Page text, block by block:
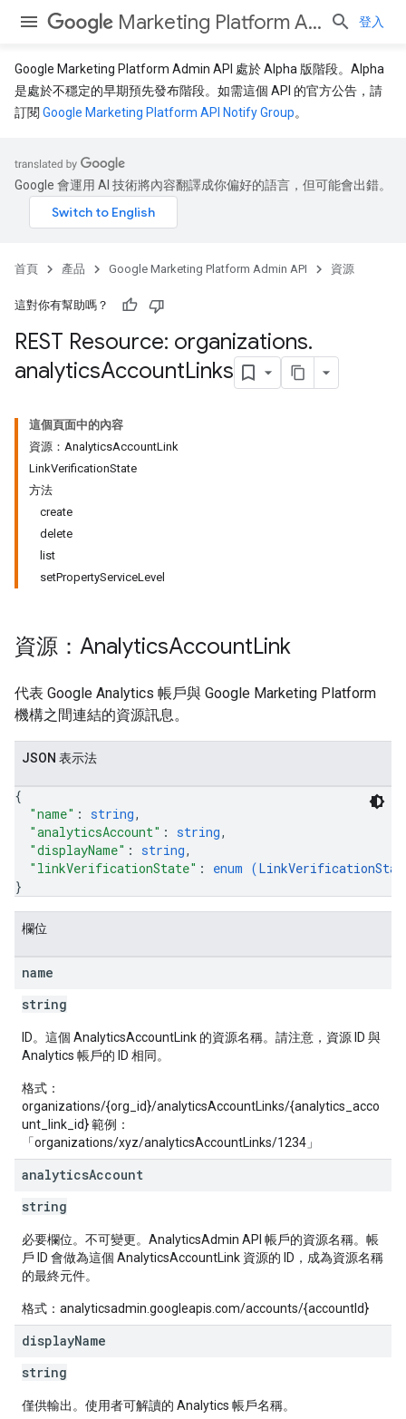
Marketing Platform Admin API 登入
Google Marketing Platform Admin API 處於 Alpha 版階段。Alpha
是處於不穩定的早期預先發布階段。如需這個 API 的官方公告，請
訂閱 Google Marketing Platform API Notify Group。
Google 會運用 AI 技術將內容翻譯成你偏好的語言，但可能會出錯。
首頁 產品 Google Marketing Platform Admin API 資源
這對你有幫助嗎？
REST Resource: organizations.
analyticsAccountLinks
這個頁面中的內容
資源：AnalyticsAccountLink
LinkVerificationState
方法
create
delete
list
setPropertyServiceLevel
資源：AnalyticsAccountLink
代表 Google Analytics 帳戶與 Google Marketing Platform
機構之間連結的資源訊息。
JSON 表示法
{
"name" : string,
"analyticsAccount" : string,
"displayName" : string,
"linkVerificationState" : enum (
}
欄位
name
string
ID。這個 AnalyticsAccountLink 的資源名稱。請注意，資源 ID 與
Analytics 帳戶的 ID 相同。
格式：
organizations/{org_id}/analyticsAccountLinks/{analytics_acco
unt_link_id} 範例：
「organizations/xyz/analyticsAccountLinks/1234」
analyticsAccount
string
必要欄位。不可變更。AnalyticsAdmin API 帳戶的資源名稱。帳
戶 ID 會做為這個 AnalyticsAccountLink 資源的 ID，成為資源名稱
的最終元件。
格式：analyticsadmin.googleapis.com/accounts/{accountId}
displayName
string
僅供輸出。使用者可解讀的 Analytics 帳戶名稱。